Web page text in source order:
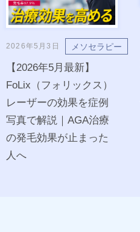
2026年5月3日 メソセラピー
【2026年5月最新】
FoLix（フォリックス）
レーザーの効果を症例
写真で解説｜AGA治療
の発毛効果が止まった
人へ